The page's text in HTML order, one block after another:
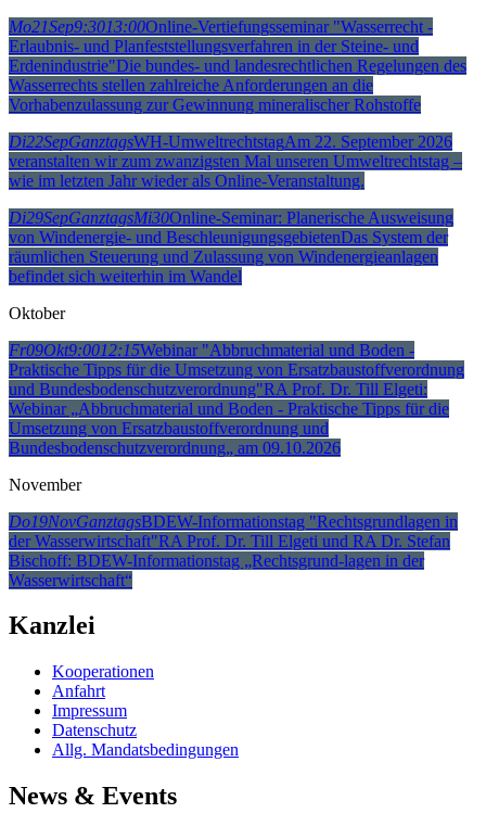
Mo21Sep9:3013:00Online-Vertiefungsseminar "Wasserrecht -
Erlaubnis- und Planfeststellungsverfahren in der Steine- und
Erdenindustrie"Die bundes- und landesrechtlichen Regelungen des
Wasserrechts stellen zahlreiche Anforderungen an die
Vorhabenzulassung zur Gewinnung mineralischer Rohstoffe
Di22SepGanztagsWH-UmweltrechtstagAm 22. September 2026
veranstalten wir zum zwanzigsten Mal unseren Umweltrechtstag –
wie im letzten Jahr wieder als Online-Veranstaltung.
Di29SepGanztagsMi30Online-Seminar: Planerische Ausweisung
von Windenergie- und BeschleunigungsgebietenDas System der
räumlichen Steuerung und Zulassung von Windenergieanlagen
befindet sich weiterhin im Wandel
Oktober
Fr09Okt9:0012:15Webinar "Abbruchmaterial und Boden -
Praktische Tipps für die Umsetzung von Ersatzbaustoffverordnung
und Bundesbodenschutzverordnung"RA Prof. Dr. Till Elgeti:
Webinar „Abbruchmaterial und Boden - Praktische Tipps für die
Umsetzung von Ersatzbaustoffverordnung und
Bundesbodenschutzverordnung„ am 09.10.2026
November
Do19NovGanztagsBDEW-Informationstag "Rechtsgrundlagen in
der Wasserwirtschaft"RA Prof. Dr. Till Elgeti und RA Dr. Stefan
Bischoff: BDEW-Informationstag „Rechtsgrund-lagen in der
Wasserwirtschaft“
Kanzlei
Kooperationen
Anfahrt
Impressum
Datenschutz
Allg. Mandatsbedingungen
News & Events